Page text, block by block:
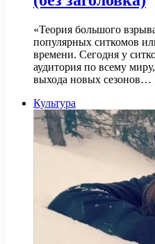
«Теория большого
популярных ситкомов
времени. Сегодня у
аудитория по всему
выхода новых сезонов…
Культура